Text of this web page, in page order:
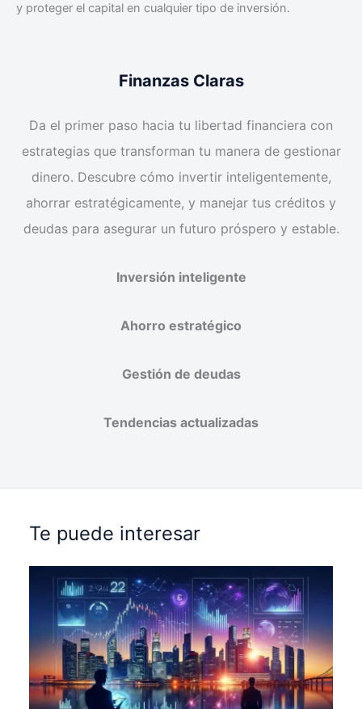
y proteger el capital en cualquier tipo de inversión.
Finanzas Claras
Da el primer paso hacia tu libertad financiera con
estrategias que transforman tu manera de gestionar
dinero. Descubre cómo invertir inteligentemente,
ahorrar estratégicamente, y manejar tus créditos y
deudas para asegurar un futuro próspero y estable.
Inversión inteligente
Ahorro estratégico
Gestión de deudas
Tendencias actualizadas
Te puede interesar